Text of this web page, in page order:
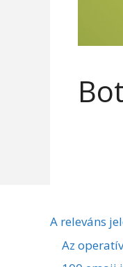
A releváns
Az